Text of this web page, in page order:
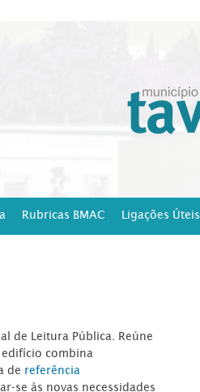
Rubricas BMAC Ligações Úteis
de Leitura Pública. Reúne
combina
de referência
se às novas necessidades